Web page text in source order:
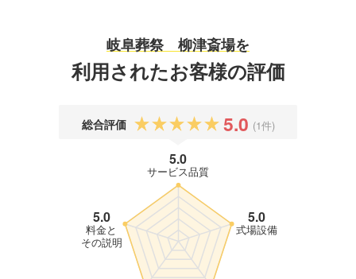
岐阜葬祭 柳津斎場を
利用されたお客様の評価
総合評価 5.0 (1件)
5.0
サービス品質
5.0
式場設備
5.0
料金と
その説明